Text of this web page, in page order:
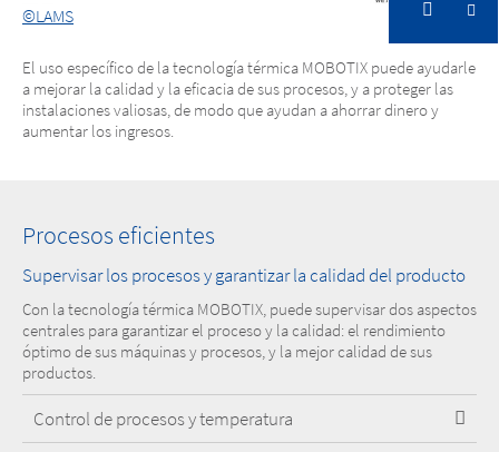
©LAMS
El uso específico de la tecnología térmica MOBOTIX puede ayudarle
a mejorar la calidad y la eficacia de sus procesos, y a proteger las
instalaciones valiosas, de modo que ayudan a ahorrar dinero y
aumentar los ingresos.
Procesos eficientes
Supervisar los procesos y garantizar la calidad del producto
Con la tecnología térmica MOBOTIX, puede supervisar dos aspectos
centrales para garantizar el proceso y la calidad: el rendimiento
óptimo de sus máquinas y procesos, y la mejor calidad de sus
productos.
Control de procesos y temperatura